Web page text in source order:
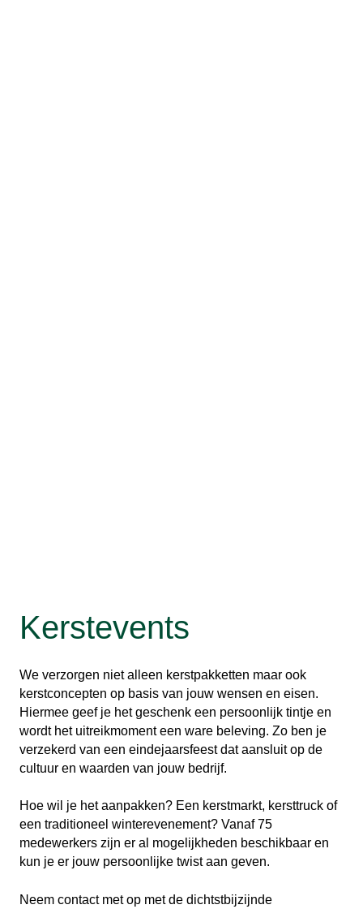
Kerstevents
We verzorgen niet alleen kerstpakketten maar ook
kerstconcepten op basis van jouw wensen en eisen.
Hiermee geef je het geschenk een persoonlijk tintje en
wordt het uitreikmoment een ware beleving. Zo ben je
verzekerd van een eindejaarsfeest dat aansluit op de
cultuur en waarden van jouw bedrijf.
Hoe wil je het aanpakken? Een kerstmarkt, kersttruck of
een traditioneel winterevenement? Vanaf 75
medewerkers zijn er al mogelijkheden beschikbaar en
kun je er jouw persoonlijke twist aan geven.
Neem contact met op met de dichtstbijzijnde